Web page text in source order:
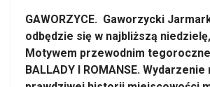
GAWORZYCE. Gaworzycki
odbędzie się w najbliższą
Motywem przewodnim
BALLADY I ROMANSE. Wydarzenie